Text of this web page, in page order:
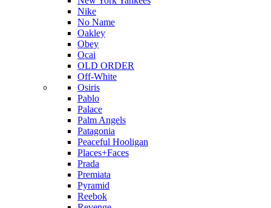
Nike
No Name
Oakley
Obey
Ocai
OLD ORDER
Off-White
Osiris
Pablo
Palace
Palm Angels
Patagonia
Peaceful Hooligan
Places+Faces
Prada
Premiata
Pyramid
Reebok